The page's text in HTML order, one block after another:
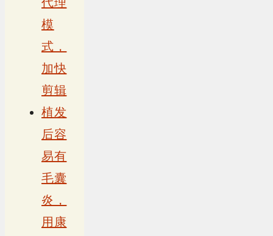
模
式，
加快
剪辑
植发
后容
易有
毛囊
炎，
用康